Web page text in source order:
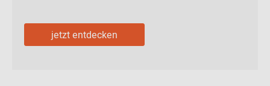
jetzt entdecken